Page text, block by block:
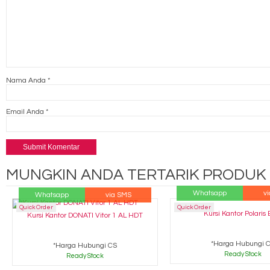
Nama Anda *
Email Anda *
MUNGKIN ANDA TERTARIK PRODUK
Quick Order
Whatsapp via SMS
Kursi Kantor DONATI Vitor 1 AL HDT
*Harga Hubungi CS
Ready Stock
Quick Order
Whatsapp
Kursi Kantor Polaris
*Harga Hubungi
Ready Stock